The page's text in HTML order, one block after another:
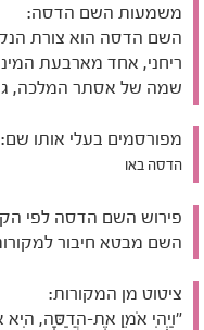
משמעות השם הדסה:
השם הדסה הוא צורת
ריחני, אחד מארבעת
שמה של אסתר המלכה,
מפורסמים בעלי אותו שם:
הדסה באו
פירוש השם הדסה לפי
השם מבטא חיבור
ציטוט מן המקורות:
"וַיְהִי אֹמֵן אֶת-הֲדַסָּה, הִיא